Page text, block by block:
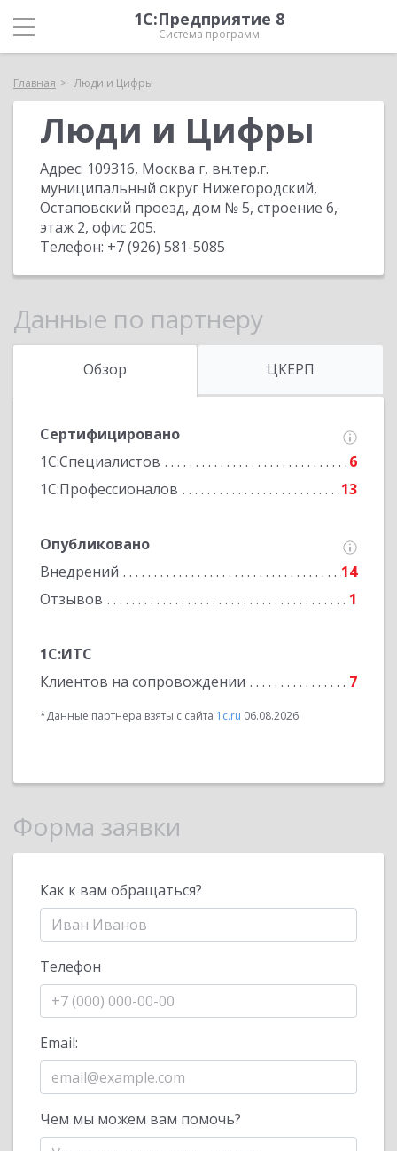
1С:Предприятие 8
Система программ
Главная Люди и Цифры
Люди и Цифры
Адрес: 109316, Москва г, вн.тер.г.
муниципальный округ Нижегородский,
Остаповский проезд, дом № 5, строение 6,
этаж 2, офис 205.
Телефон: +7 (926) 581-5085
Данные по партнеру
Обзор ЦКЕРП
Сертифицировано
1С:Специалистов
6
1С:Профессионалов
13
Опубликовано
Внедрений
14
Отзывов
1
1С:ИТС
Клиентов на сопровождении
7
*Данные партнера взяты с сайта 1c.ru 06.08.2026
Форма заявки
Как к вам обращаться?
Телефон
Email:
Чем мы можем вам помочь?